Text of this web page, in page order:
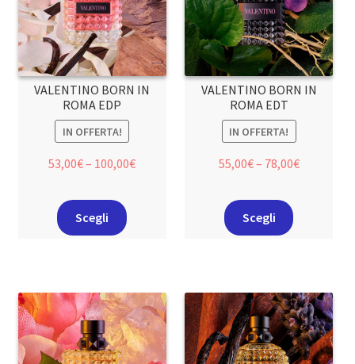
VALENTINO BORN IN
ROMA EDP
IN OFFERTA!
53,00€– 100,00€
Scegli
VALENTINO BORN IN
ROMA EDT
IN OFFERTA!
55,00€– 78,00€
Scegli